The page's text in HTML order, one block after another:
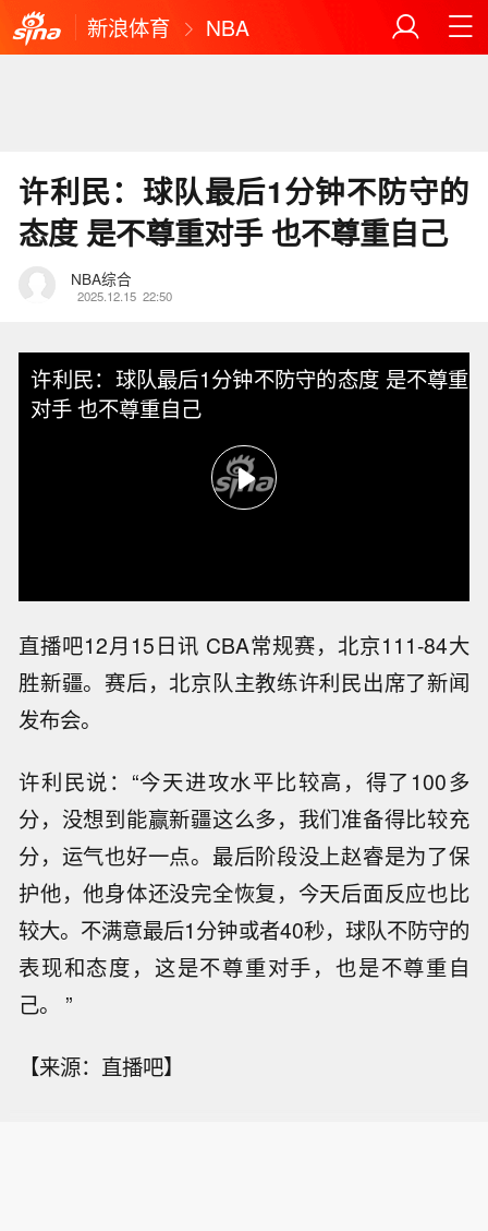
新浪体育 NBA
许利民：球队最后1分钟不防守的
态度 是不尊重对手 也不尊重自己
NBA综合
2025.12.15 22:50
许利民：球队最后1分钟不防守的态度 是不尊重
对手 也不尊重自己
直播吧12月15日讯 CBA常规赛，北京111-84大
胜新疆。赛后，北京队主教练许利民出席了新闻
发布会。
许利民说：“今天进攻水平比较高，得了100多
分，没想到能赢新疆这么多，我们准备得比较充
分，运气也好一点。最后阶段没上赵睿是为了保
护他，他身体还没完全恢复，今天后面反应也比
较大。不满意最后1分钟或者40秒，球队不防守的
表现和态度，这是不尊重对手，也是不尊重自
己。 ”
【来源：直播吧】